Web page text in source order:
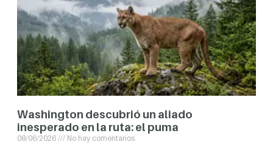
Washington descubrió un aliado
inesperado en la ruta: el puma
08/06/2026 No hay comentarios